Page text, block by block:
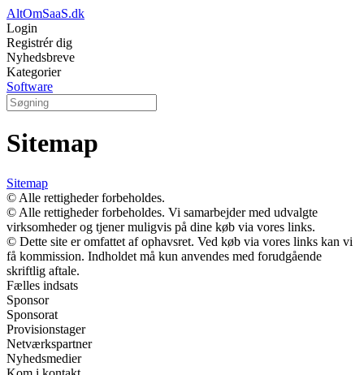
AltOmSaaS.dk
Login
Registrér dig
Nyhedsbreve
Kategorier
Software
Sitemap
Sitemap
© Alle rettigheder forbeholdes.
© Alle rettigheder forbeholdes. Vi samarbejder med udvalgte
virksomheder og tjener muligvis på dine køb via vores links.
© Dette site er omfattet af ophavsret. Ved køb via vores links kan vi
få kommission. Indholdet må kun anvendes med forudgående
skriftlig aftale.
Fælles indsats
Sponsor
Sponsorat
Provisionstager
Netværkspartner
Nyhedsmedier